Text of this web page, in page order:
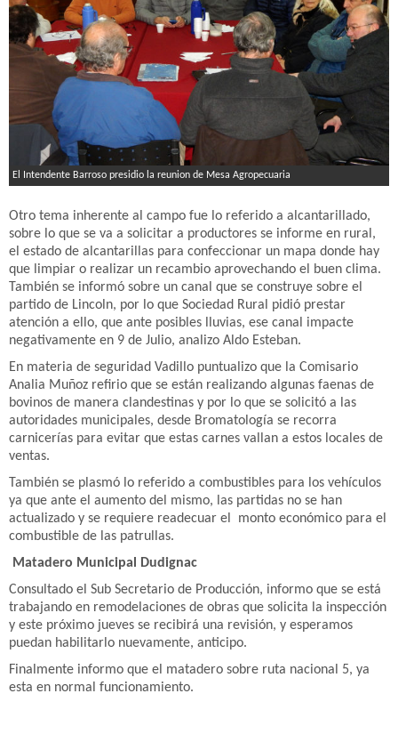
El Intendente Barroso presidio la reunion de Mesa Agropecuaria
Otro tema inherente al campo fue lo referido a alcantarillado,
sobre lo que se va a solicitar a productores se informe en rural,
el estado de alcantarillas para confeccionar un mapa donde hay
que limpiar o realizar un recambio aprovechando el buen clima.
También se informó sobre un canal que se construye sobre el
partido de Lincoln, por lo que Sociedad Rural pidió prestar
atención a ello, que ante posibles lluvias, ese canal impacte
negativamente en 9 de Julio, analizo Aldo Esteban.
En materia de seguridad Vadillo puntualizo que la Comisario
Analia Muñoz refirio que se están realizando algunas faenas de
bovinos de manera clandestinas y por lo que se solicitó a las
autoridades municipales, desde Bromatología se recorra
carnicerías para evitar que estas carnes vallan a estos locales de
ventas.
También se plasmó lo referido a combustibles para los vehículos
ya que ante el aumento del mismo, las partidas no se han
actualizado y se requiere readecuar el monto económico para el
combustible de las patrullas.
Matadero Municipal Dudignac
Consultado el Sub Secretario de Producción, informo que se está
trabajando en remodelaciones de obras que solicita la inspección
y este próximo jueves se recibirá una revisión, y esperamos
puedan habilitarlo nuevamente, anticipo.
Finalmente informo que el matadero sobre ruta nacional 5, ya
esta en normal funcionamiento.